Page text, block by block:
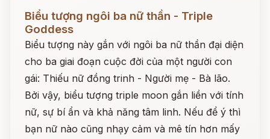
Đọc ngay
Biểu tượng ngôi ba nữ thần - Triple
Goddess
Biểu tượng này gắn với ngôi ba nữ thần đại diện
cho ba giai đoạn cuộc đời của một người con
gái: Thiếu nữ đồng trinh - Người mẹ - Bà lão.
Bởi vậy, biểu tượng triple moon gắn liền với tính
nữ, sự bí ẩn và khả năng tâm linh. Nếu để ý thì
bạn nữ nào cũng nhạy cảm và mê tín hơn mấy